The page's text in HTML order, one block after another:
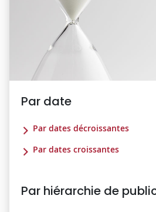
Par date
Par dates décroissantes
Par dates croissantes
Par hiérarchie de